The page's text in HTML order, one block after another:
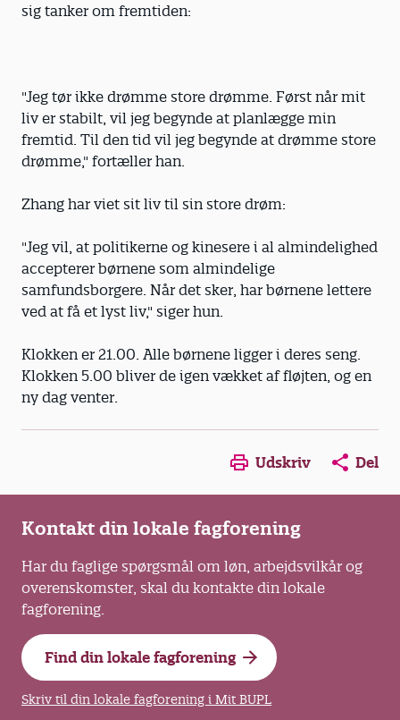
sig tanker om fremtiden:
"Jeg tør ikke drømme store drømme. Først når mit
liv er stabilt, vil jeg begynde at planlægge min
fremtid. Til den tid vil jeg begynde at drømme store
drømme," fortæller han.
Zhang har viet sit liv til sin store drøm:
"Jeg vil, at politikerne og kinesere i al almindelighed
accepterer børnene som almindelige
samfundsborgere. Når det sker, har børnene lettere
ved at få et lyst liv," siger hun.
Klokken er 21.00. Alle børnene ligger i deres seng.
Klokken 5.00 bliver de igen vækket af fløjten, og en
ny dag venter.
Opens in a new window
Opens in a new
Opens in
Udskriv Del
Kontakt din lokale fagforening
Har du faglige spørgsmål om løn, arbejdsvilkår og
overenskomster, skal du kontakte din lokale
fagforening.
Find din lokale fagforening
Skriv til din lokale fagforening i Mit BUPL